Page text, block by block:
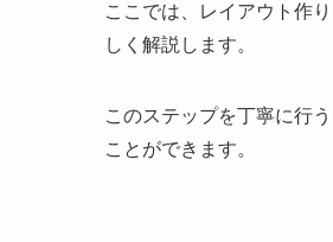
ここでは、レイアウト作
しく解説します。
このステップを丁寧に行
ことができます。